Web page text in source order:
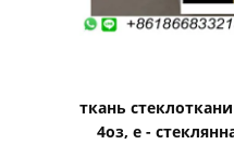
ткань
4оз, е -